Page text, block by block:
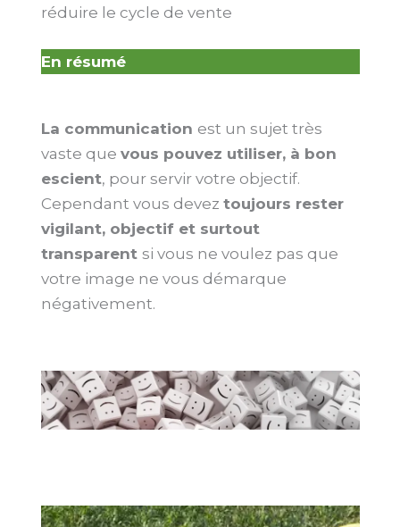
réduire le cycle de vente
En résumé
La communication est un sujet très
vaste que vous pouvez utiliser, à bon
escient, pour servir votre objectif.
Cependant vous devez toujours rester
vigilant, objectif et surtout
transparent si vous ne voulez pas que
votre image ne vous démarque
négativement.